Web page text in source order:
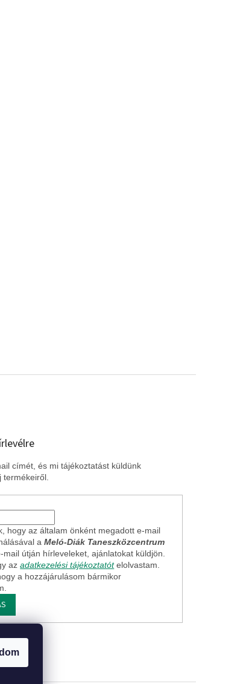
címét, és mi tájékoztatást küldünk
termékeiről.
hogy az általam önként megadott e-mail
aMeló-Diák Taneszközcentrum
mail útján hírleveleket, ajánlatokat küldjön.
azadatkezelési tájékoztatót elolvastam.
a hozzájárulásom bármikor